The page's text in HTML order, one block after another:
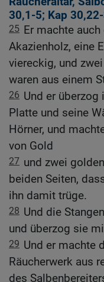
30,1-5; Kap
25 Er machte
Akazienholz, eine
viereckig, und
waren aus einem
26 Und er
Platte und seine
Hörner, und
von Gold
27 und zwei
beiden Seiten,
ihn damit trüge.
28 Und die
und überzog sie
29 Und er machte
Räucherwerk aus
des